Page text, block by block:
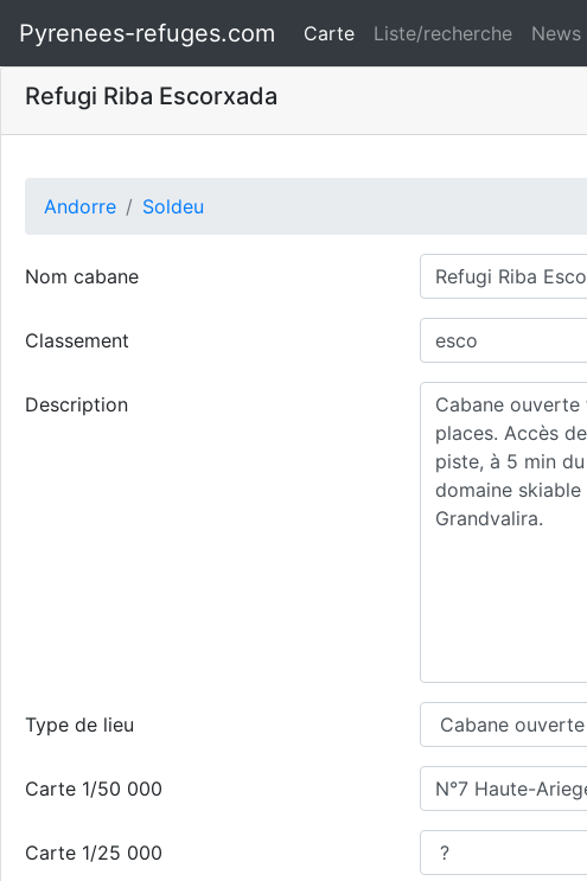
Pyrenees-refuges.com Carte Liste/recherche News
Refugi Riba Escorxada
Andorre Soldeu
Nom cabane
Classement
Description
Type de lieu
Carte 1/50 000
Carte 1/25 000